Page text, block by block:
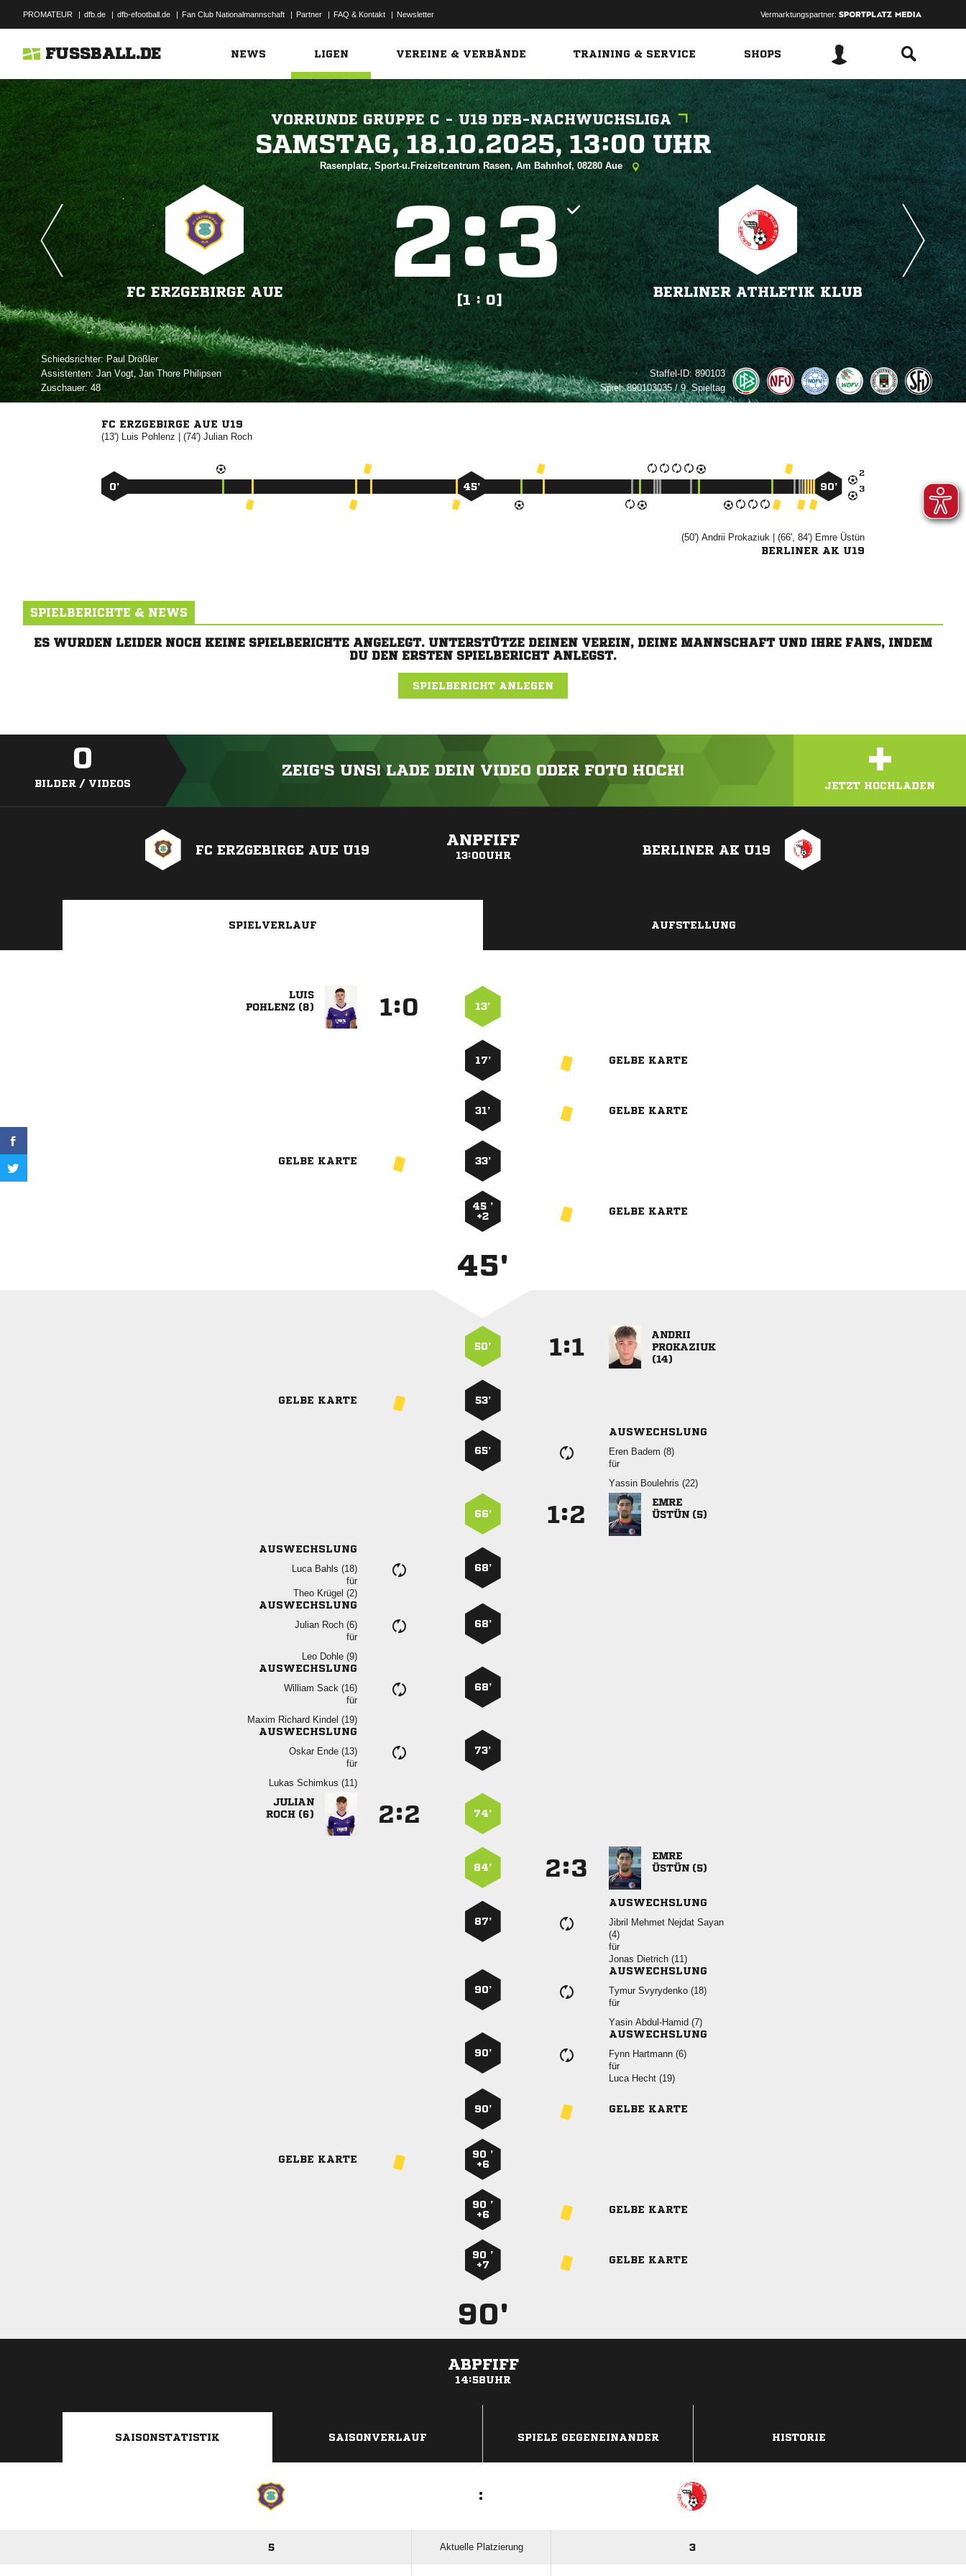
PROMATEUR | dfb.de | dfb-efootball.de | Fan Club Nationalmannschaft | Partner | FAQ & Kontakt | Newsletter Vermarktungspartner:
FUSSBALL.DE NEWS LIGEN VEREINE & VERBÄNDE TRAINING & SERVICE SHOPS
VORRUNDE GRUPPE C - U19 DFB-NACHWUCHSLIGA
   
Rasenplatz, Sport-u.Freizeitzentrum Rasen, Am Bahnhof, 08280 Aue
FC ERZGEBIRGE AUE
:
[1 : 0]
BERLINER ATHLETIK KLUB
Schiedsrichter: 
Assistenten: ,   
Zuschauer:48
Staffel-ID: 890103
Spiel:890103035 / 9. Spieltag
FC ERZGEBIRGE AUE U19
(13')   | (74') 


0’ 45’ 90’
(50')  | (66', 84')  
BERLINER AK U19
SPIELBERICHTE & NEWS
ES WURDEN LEIDER NOCH KEINE SPIELBERICHTE ANGELEGT. UNTERSTÜTZE DEINEN VEREIN, DEINE MANNSCHAFT UND IHRE FANS, INDEM
DU DEN ERSTEN SPIELBERICHT ANLEGST.
SPIELBERICHT ANLEGEN
0
BILDER / VIDEOS
ZEIG'S UNS! LADE DEIN VIDEO ODER FOTO HOCH! +
JETZT HOCHLADEN
FC ERZGEBIRGE AUE U19
ANPFIFF
13:00UHR BERLINER AK U19
SPIELVERLAUF AUFSTELLUNG

 
: 13’
17’ GELBE KARTE
31’ GELBE KARTE
GELBE KARTE 33’
45 ’
+2
GELBE KARTE
45'
50’ :



GELBE KARTE 53’
65’
AUSWECHSLUNG
  
für
  
66’ :

 
AUSWECHSLUNG
  
für
  
68’
AUSWECHSLUNG
  
für
  
68’
AUSWECHSLUNG
  
für
   
68’
AUSWECHSLUNG
  
für
  
73’

 
: 74’
84’ :

 
87’
AUSWECHSLUNG
   

für
  
90’
AUSWECHSLUNG
  
für
  
90’
AUSWECHSLUNG
  
für
  
90’ GELBE KARTE
GELBE KARTE
90 ’
+6
90 ’
+6
GELBE KARTE
90 ’
+7
GELBE KARTE
90'
ABPFIFF
14:58UHR
SAISONSTATISTIK SAISONVERLAUF SPIELE GEGENEINANDER HISTORIE
:
5 Aktuelle Platzierung 3